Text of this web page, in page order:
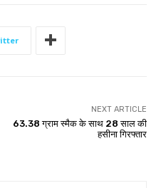
NEXT ARTICLE
63.38 ग्राम स्मैक के साथ 28 साल की
हसीना गिरफ्तार